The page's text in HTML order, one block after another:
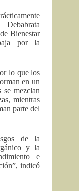
Bienestar
por la
lo que los
en un
mezclan
mientras
parte del
de la
y la
e
indicó